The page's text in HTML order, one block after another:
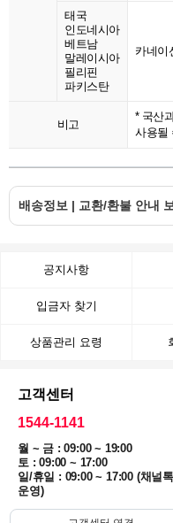
태국
인도네시아
베트남
말레이시아
필리핀
파키스탄
카네이
비고
* 국산
사용될
배송정보 | 교환/환불 안내
공지사항
입금자 찾기
상품관리 요령
고객센터
1544-1141
월 ~ 금 : 09:00 ~ 19:00
토 : 09:00 ~ 17:00
일/휴일 : 09:00 ~ 17:00 (채널
운영)